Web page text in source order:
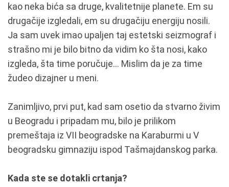
kao neka bića sa druge, kvalitetnije planete. Em su
drugačije izgledali, em su drugačiju energiju nosili.
Ja sam uvek imao upaljen taj estetski seizmograf i
strašno mi je bilo bitno da vidim ko šta nosi, kako
izgleda, šta time poručuje… Mislim da je za time
žudeo dizajner u meni.
Zanimljivo, prvi put, kad sam osetio da stvarno živim
u Beogradu i pripadam mu, bilo je prilikom
premeštaja iz VII beogradske na Karaburmi u V
beogradsku gimnaziju ispod Tašmajdanskog parka.
Kada ste se dotakli crtanja?